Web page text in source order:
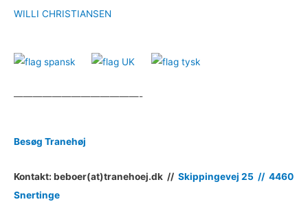
WILLI CHRISTIANSEN
—————————————-
Besøg Tranehøj
Kontakt: beboer(at)tranehoej.dk // Skippingevej 25 // 4460
Snertinge